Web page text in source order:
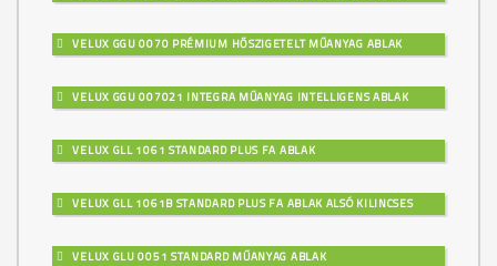
VELUX GGU 0070 PRÉMIUM HŐSZIGETELT MŰANYAG ABLAK
VELUX GGU 007021 INTEGRA MŰANYAG INTELLIGENS ABLAK
VELUX GLL 1061 STANDARD PLUS FA ABLAK
VELUX GLL 1061B STANDARD PLUS FA ABLAK ALSÓ KILINCSES
VELUX GLU 0051 STANDARD MŰANYAG ABLAK